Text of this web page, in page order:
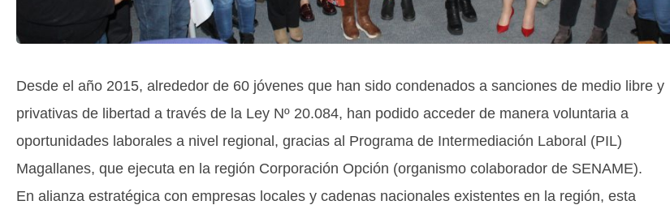
Desde el año 2015, alrededor de 60 jóvenes que han sido condenados a sanciones de medio libre y
privativas de libertad a través de la Ley Nº 20.084, han podido acceder de manera voluntaria a
oportunidades laborales a nivel regional, gracias al Programa de Intermediación Laboral (PIL)
Magallanes, que ejecuta en la región Corporación Opción (organismo colaborador de SENAME).
En alianza estratégica con empresas locales y cadenas nacionales existentes en la región, esta